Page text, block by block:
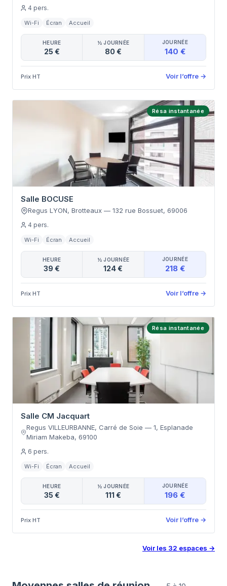
4 pers.
Wi-Fi Écran Accueil
HEURE
25 €
½ JOURNÉE
80 €
JOURNÉE
140 €
Prix HT Voir l’offre →
Résa instantanée
Salle BOCUSE
Regus LYON, Brotteaux — 132 rue Bossuet, 69006
4 pers.
Wi-Fi Écran Accueil
HEURE
39 €
½ JOURNÉE
124 €
JOURNÉE
218 €
Prix HT Voir l’offre →
Résa instantanée
Salle CM Jacquart
Regus VILLEURBANNE, Carré de Soie — 1, Esplanade
Miriam Makeba, 69100
6 pers.
Wi-Fi Écran Accueil
HEURE
35 €
½ JOURNÉE
111 €
JOURNÉE
196 €
Prix HT Voir l’offre →
Voir les 32 espaces →